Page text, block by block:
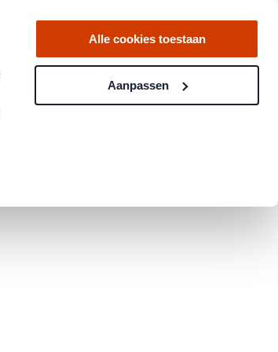
Alle cookies toestaan
Aanpassen